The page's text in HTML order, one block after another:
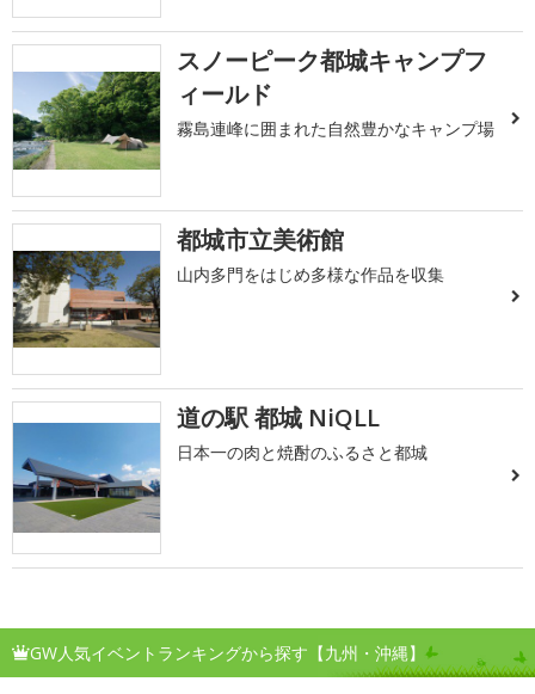
スノーピーク都城キャンプフ
ィールド
霧島連峰に囲まれた自然豊かなキャンプ場
都城市立美術館
山内多門をはじめ多様な作品を収集
道の駅 都城 NiQLL
日本一の肉と焼酎のふるさと都城
GW人気イベントランキングから探す【九州・沖縄】